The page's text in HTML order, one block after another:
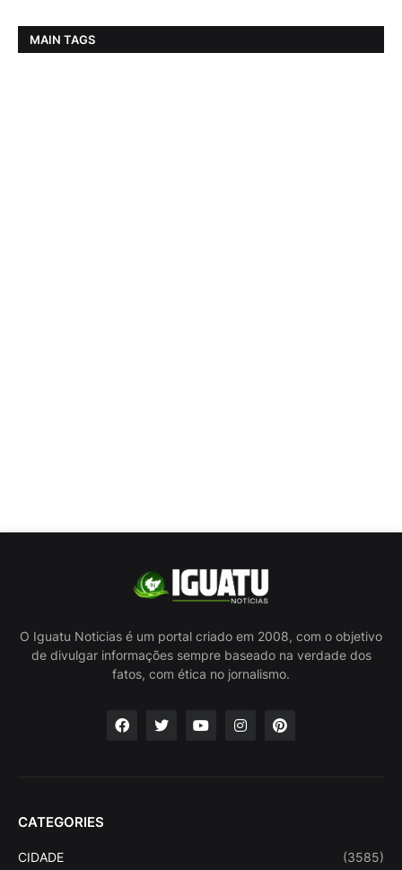
MAIN TAGS
O Iguatu Noticias é um portal criado em 2008, com o objetivo
de divulgar informações sempre baseado na verdade dos
fatos, com ética no jornalismo.
CATEGORIES
CIDADE (3585)